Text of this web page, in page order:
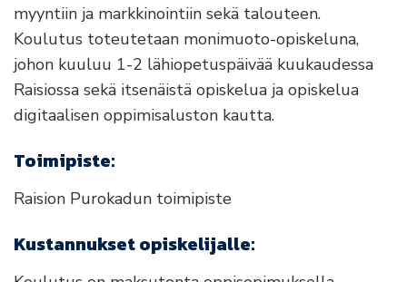
myyntiin ja markkinointiin sekä talouteen.
Koulutus toteutetaan monimuoto-opiskeluna,
johon kuuluu 1-2 lähiopetuspäivää kuukaudessa
Raisiossa sekä itsenäistä opiskelua ja opiskelua
digitaalisen oppimisaluston kautta.
Toimipiste:
Raision Purokadun toimipiste
Kustannukset opiskelijalle: